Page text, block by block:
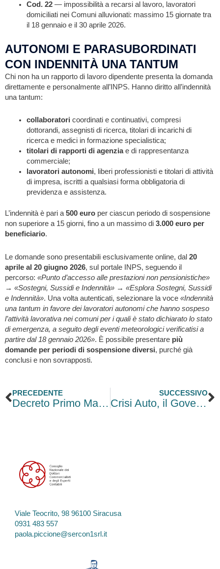
Cod. 22— impossibilità a recarsi al lavoro, lavoratori
domiciliati nei Comuni alluvionati: massimo 15 giornate tra
il 18 gennaio e il 30 aprile 2026.
AUTONOMI E PARASUBORDINATI
CON INDENNITÀ UNA TANTUM
Chi non ha un rapporto di lavoro dipendente presenta la domanda
direttamente e personalmente all’INPS. Hanno diritto all’indennità
una tantum:
collaboratori coordinati e continuativi, compresi
dottorandi, assegnisti di ricerca, titolari di incarichi di
ricerca e medici in formazione specialistica;
titolari di rapporti di agenziae di rappresentanza
commerciale;
lavoratori autonomi, liberi professionisti e titolari di attività
di impresa, iscritti a qualsiasi forma obbligatoria di
previdenza e assistenza.
L’indennità è pari a500 euro per ciascun periodo di sospensione
non superiore a 15 giorni, fino a un massimo di 3.000 euro per
beneficiario.
Le domande sono presentabili esclusivamente online, dal 20
aprile al 20 giugno 2026, sul portale INPS, seguendo il
percorso: «Punto d’accesso alle prestazioni non pensionistiche»
→ «Sostegni, Sussidi e Indennità» → «Esplora Sostegni, Sussidi
e Indennità». Una volta autenticati, selezionare la voce «Indennità
una tantum in favore dei lavoratori autonomi che hanno sospeso
l’attività lavorativa nei comuni per i quali è stato dichiarato lo stato
di emergenza, a seguito degli eventi meteorologici verificatisi a
partire dal 18 gennaio 2026». È possibile presentare più
domande per periodi di sospensione diversi, purché già
conclusi e non sovrapposti.
Precedente
PRECEDENTE
Decreto Primo Maggio: i contratti pirata dividono Governo e parti sociali
SUCCESSIVO
Crisi Auto, il Governo annuncia incentivi per i veicoli commerciali leggeri
Viale Teocrito, 98 96100 Siracusa
0931 483 557
paola.piccione@sercon1srl.it